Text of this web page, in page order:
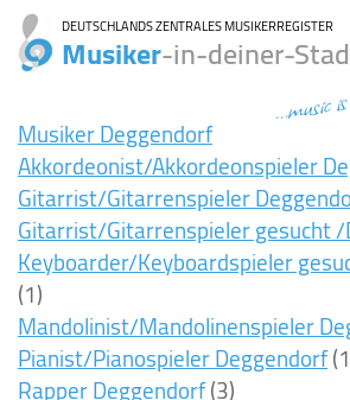
DEUTSCHLANDS ZENTRALES MUSIKERREGISTER
Musiker-in-deiner-
Musiker Deggendorf
Akkordeonist/Akkordeonspieler
Gitarrist/Gitarrenspieler
Gitarrist/Gitarrenspieler gesucht
Keyboarder/Keyboardspieler
(1)
Mandolinist/Mandolinenspieler
Pianist/Pianospieler Deggendorf
Rapper Deggendorf(3)